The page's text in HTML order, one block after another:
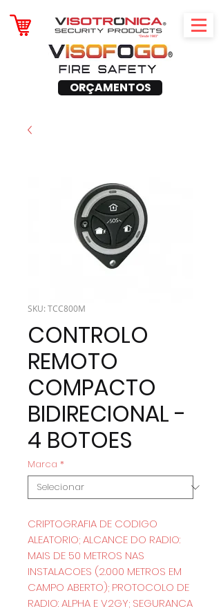
ORÇAMENTOS
SKU: TCC800M
CONTROLO
REMOTO
COMPACTO
BIDIRECIONAL -
4 BOTOES
Marca *
CRIPTOGRAFIA DE CODIGO
ALEATORIO; ALCANCE DO RADIO:
MAIS DE 50 METROS NAS
INSTALACOES (2.000 METROS EM
CAMPO ABERTO); PROTOCOLO DE
RADIO: ALPHA E V2GY; SEGURANCA